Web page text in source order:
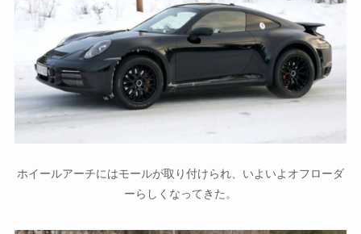
ホイールアーチにはモールが取り付けられ、いよいよオフローダ
ーらしくなってきた。